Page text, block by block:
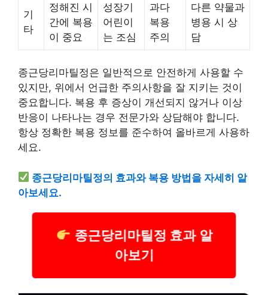
기
타
정해진 시
간에 복용
이 중요
성장기
어린이
는 조심
과다
복용
주의
다른 약물과
병용 시 상
담
종근당리마틸정은 일반적으로 안전하게 사용할 수
있지만, 위에서 언급한 주의사항을 잘 지키는 것이
중요합니다. 복용 후 증상이 개선되지 않거나 이상
반응이 나타나는 경우 전문가와 상담해야 합니다.
항상 정확한 복용 정보를 준수하여 올바르게 사용하
세요.
종근당리마틸정의 효과와 복용 방법을 자세히 알
아보세요.
종근당리마틸정 효과 알
아보기